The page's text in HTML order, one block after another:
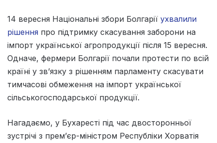
14 вересня Національні збори Болгарії ухвалили
рішення про підтримку скасування заборони на
імпорт української агропродукції після 15 вересня.
Одначе, фермери Болгарії почали протести по всій
країні у зв’язку з рішенням парламенту скасувати
тимчасові обмеження на імпорт української
сільськогосподарської продукції.
Нагадаємо, у Бухаресті під час двосторонньої
зустрічі з прем’єр-міністром Республіки Хорватія